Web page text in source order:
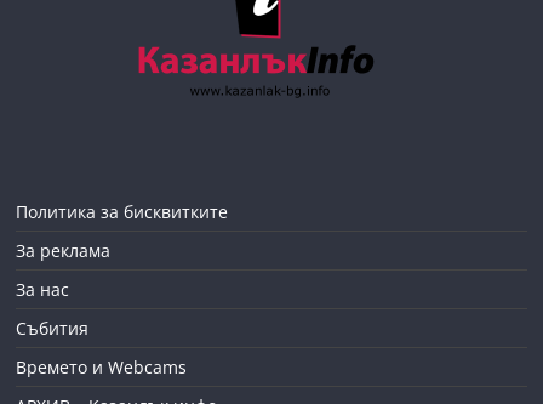
Политика за бисквитките
За реклама
За нас
Събития
Времето и Webcams